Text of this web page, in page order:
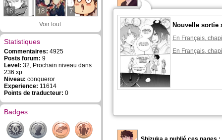
18 18 7
Voir tout
Statistiques
Commentaires: 4925
Posts forum: 9
Level: 32, Prochain niveau dans
236 xp
Niveau: conqueror
Experience: 11614
Points de traducteur: 0
Badges
Nouvelle sortie
En Français,
En Français,